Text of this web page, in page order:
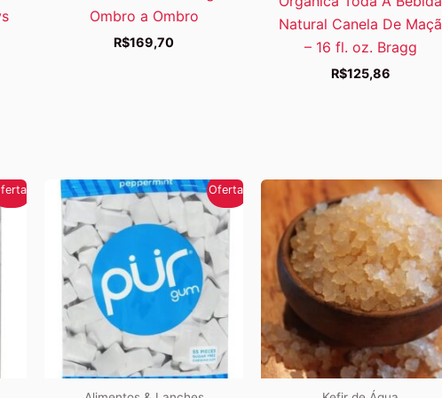
Ombro a Ombro
R$169,70
Natural Canela De Maçã
– 16 fl. oz. Bragg
R$125,86
Oferta!